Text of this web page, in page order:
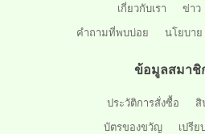
เกี่ยวกับเรา ข่าว
คำถามที่พบบ่อย
นโยบาย
ข้อมูลสมาชิ
ประวัติการสั่งซื้อ
สิ
บัตรของขวัญ
เปรีย